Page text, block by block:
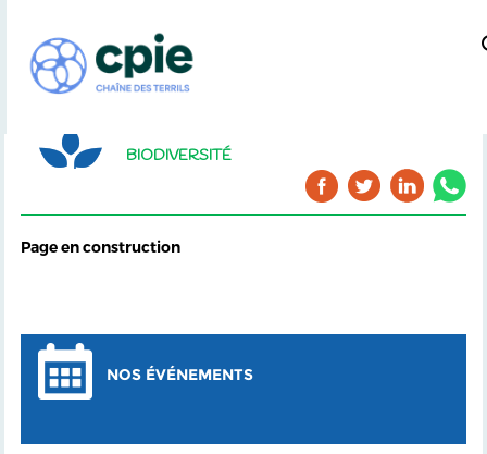
BIODIVERSITÉ
Page en construction
NOS ÉVÉNEMENTS